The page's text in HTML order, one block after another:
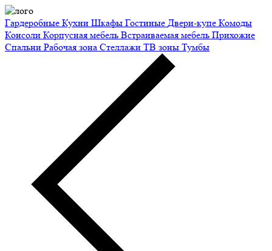
Гардеробные Кухни Шкафы Гостиные Двери-купе Комоды
Консоли Корпусная мебель Встраиваемая мебель Прихожие
Спальни Рабочая зона Стеллажи ТВ зоны Тумбы